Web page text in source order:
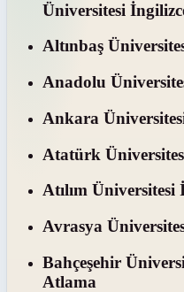
Üniversitesi
Altınbaş
Anadolu
Ankara
Atatürk
Atılım
Avrasya
Bahçeşehir
Atlama